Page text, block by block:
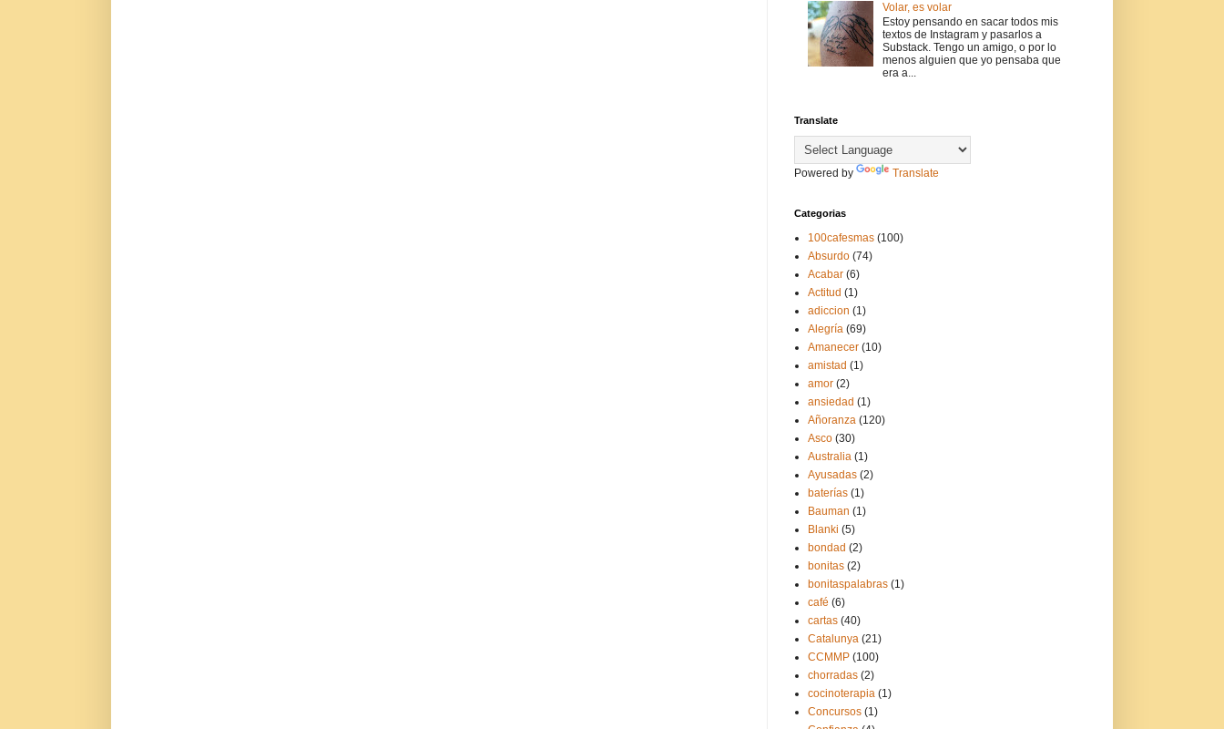
Volar, es volar
Estoy pensando en sacar todos mis
textos de Instagram y pasarlos a
Substack. Tengo un amigo, o por lo
menos alguien que yo pensaba que
era a...
Translate
Powered by Translate
Categorias
100cafesmas (100)
Absurdo (74)
Acabar (6)
Actitud (1)
adiccion (1)
Alegría (69)
Amanecer (10)
amistad (1)
amor (2)
ansiedad (1)
Añoranza (120)
Asco (30)
Australia (1)
Ayusadas (2)
baterías (1)
Bauman (1)
Blanki (5)
bondad (2)
bonitas (2)
bonitaspalabras (1)
café (6)
cartas (40)
Catalunya (21)
CCMMP (100)
chorradas (2)
cocinoterapia (1)
Concursos (1)